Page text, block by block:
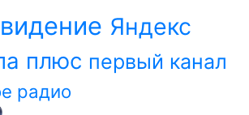
Яндекс
плюс первый канал
радио